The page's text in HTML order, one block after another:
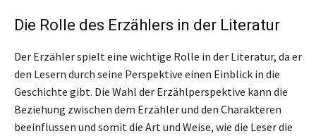
Die Rolle des Erzählers in der Literatur
Der Erzähler spielt eine wichtige Rolle in der Literatur, da er
den Lesern durch seine Perspektive einen Einblick in die
Geschichte gibt. Die Wahl der Erzählperspektive kann die
Beziehung zwischen dem Erzähler und den Charakteren
beeinflussen und somit die Art und Weise, wie die Leser die